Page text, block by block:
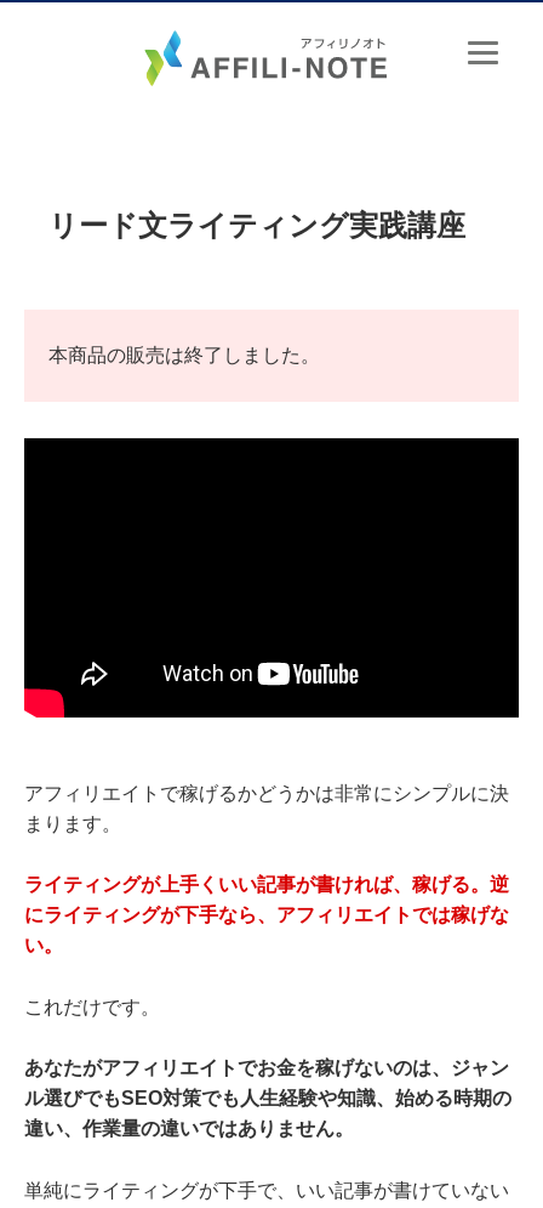
リード文ライティング実践講座
本商品の販売は終了しました。
アフィリエイトで稼げるかどうかは非常にシンプルに決
まります。
ライティングが上手くいい記事が書ければ、稼げる。逆
にライティングが下手なら、アフィリエイトでは稼げな
い。
これだけです。
あなたがアフィリエイトでお金を稼げないのは、ジャン
ル選びでもSEO対策でも人生経験や知識、始める時期の
違い、作業量の違いではありません。
単純にライティングが下手で、いい記事が書けていない